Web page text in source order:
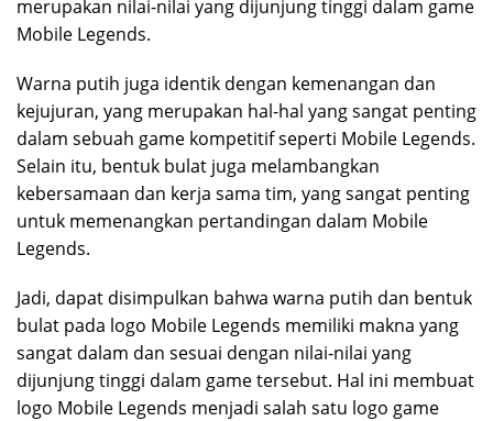
merupakan nilai-nilai yang dijunjung tinggi dalam game
Mobile Legends.
Warna putih juga identik dengan kemenangan dan
kejujuran, yang merupakan hal-hal yang sangat penting
dalam sebuah game kompetitif seperti Mobile Legends.
Selain itu, bentuk bulat juga melambangkan
kebersamaan dan kerja sama tim, yang sangat penting
untuk memenangkan pertandingan dalam Mobile
Legends.
Jadi, dapat disimpulkan bahwa warna putih dan bentuk
bulat pada logo Mobile Legends memiliki makna yang
sangat dalam dan sesuai dengan nilai-nilai yang
dijunjung tinggi dalam game tersebut. Hal ini membuat
logo Mobile Legends menjadi salah satu logo game